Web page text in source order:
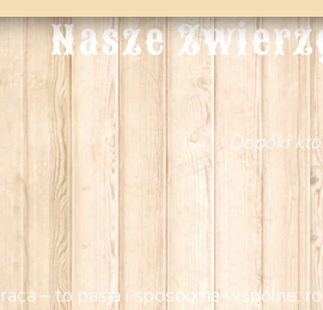
Nasze
Dopóki
– to pasja i sposób na wspólne,